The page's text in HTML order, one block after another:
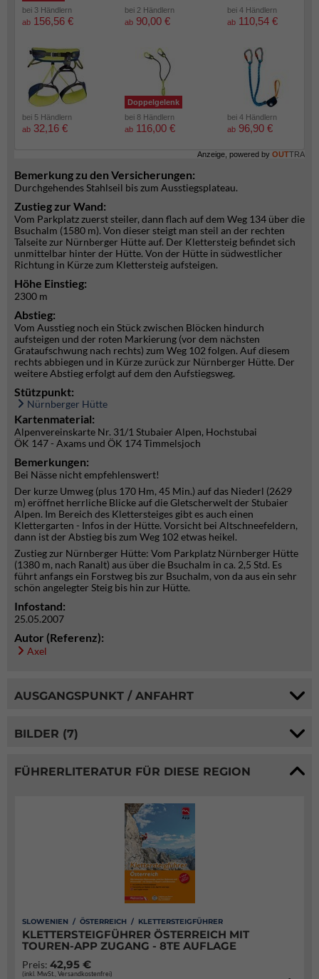
bei 3 Händlern
ab 156,56 €
bei 2 Händlern
ab 90,00 €
bei 4 Händlern
ab 110,54 €
bei 5 Händlern
ab 32,16 €
Doppelgelenk
bei 8 Händlern
ab 116,00 €
bei 4 Händlern
ab 96,90 €
Anzeige, powered by OUTTRA
Bemerkung zu den Versicherungen:
Durchgehendes Stahlseil bis zum Ausstiegsplateau.
Zustieg zur Wand:
Vom Parkplatz zuerst steiler, dann flach auf dem Weg 134 über die
Bsuchalm (1580 m). Von dieser steigt man steil an der rechten
Talseite zur Nürnberger Hütte auf. Der Klettersteig befindet sich
unmittelbar hinter der Hütte. Von der Hütte in südwestlicher
Richtung in Kürze zum Klettersteig aufsteigen.
Höhe Einstieg:
2300 m
Abstieg:
Vom Ausstieg noch ein Stück zwischen Blöcken hindurch
aufsteigen und der roten Markierung (vor dem nächsten
Grataufschwung nach rechts) zum Weg 102 folgen. Auf diesem
rechts abbiegen und in Kürze zurück zur Nürnberger Hütte. Der
weitere Abstieg erfolgt auf dem den Aufstiegsweg.
Stützpunkt:
Nürnberger Hütte
Kartenmaterial:
Alpenvereinskarte Nr. 31/1 Stubaier Alpen, Hochstubai
ÖK 147 - Axams und ÖK 174 Timmelsjoch
Bemerkungen:
Bei Nässe nicht empfehlenswert!
Der kurze Umweg (plus 170 Hm, 45 Min.) auf das Niederl (2629
m) eröffnet herrliche Blicke auf die Gletscherwelt der Stubaier
Alpen. Im Bereich des Klettersteiges gibt es auch einen
Klettergarten - Infos in der Hütte. Vorsicht bei Altschneefeldern,
dann ist der Abstieg bis zum Weg 102 etwas heikel.
Zustieg zur Nürnberger Hütte: Vom Parkplatz Nürnberger Hütte
(1380 m, nach Ranalt) aus über die Bsuchalm in ca. 2,5 Std. Es
führt anfangs ein Forstweg bis zur Bsuchalm, von da aus ein sehr
schön angelegter Steig bis hin zur Hütte.
Infostand:
25.05.2007
Autor (Referenz):
Axel
AUSGANGSPUNKT / ANFAHRT
BILDER (7)
FÜHRERLITERATUR FÜR DIESE REGION
SLOWENIEN / ÖSTERREICH / KLETTERSTEIGFÜHRER
KLETTERSTEIGFÜHRER ÖSTERREICH MIT
TOUREN-APP ZUGANG - 8TE AUFLAGE
Preis: 42,95 €
(inkl. MwSt., Versandkostenfrei)